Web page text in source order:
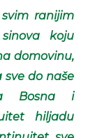
ranijim
koju
domovinu,
sve do naše
Bosna i
hiljadu